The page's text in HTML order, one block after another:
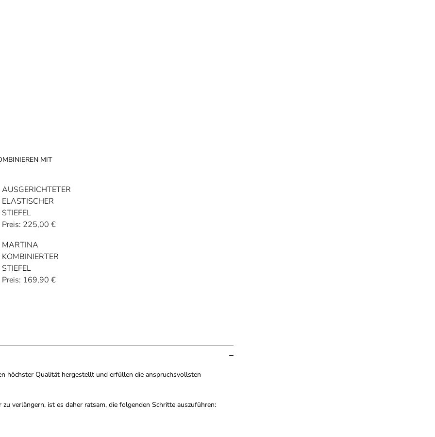
MIT
AUSGERICHTETER
ELASTISCHER
STIEFEL
Preis: 225,00€
MARTINA
KOMBINIERTER
STIEFEL
Preis: 169,90€
höchster Qualität hergestellt und erfüllen die anspruchsvollsten
verlängern, ist es daher ratsam, die folgenden Schritte auszuführen: